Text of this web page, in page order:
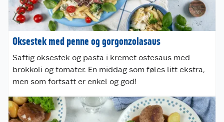
Oksestek med penne og gorgonzolasaus
Saftig oksestek og pasta i kremet ostesaus med
brokkoli og tomater. En middag som føles litt ekstra,
men som fortsatt er enkel og god!